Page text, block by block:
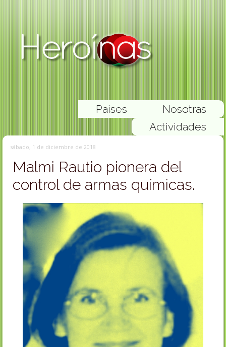
Nosotras
Paises
Actividades
sábado, 1 de diciembre de 2018
Malmi Rautio pionera del
control de armas químicas.